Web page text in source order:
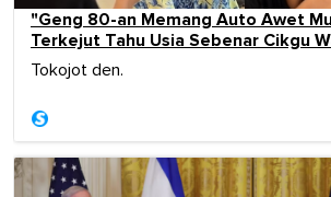
"Geng 80-an Memang Auto Awet
Terkejut Tahu Usia Sebenar Cikgu
Tokojot den.